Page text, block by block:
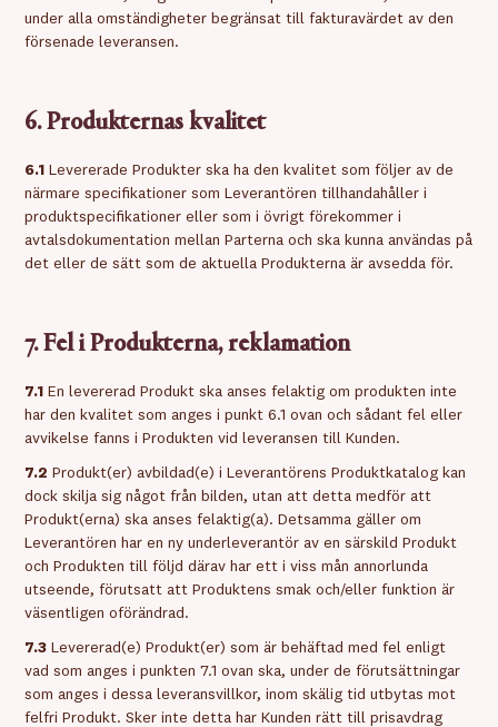
under alla omständigheter begränsat till fakturavärdet av den
försenade leveransen.
6. Produkternas kvalitet
6.1 Levererade Produkter ska ha den kvalitet som följer av de
närmare specifikationer som Leverantören tillhandahåller i
produktspecifikationer eller som i övrigt förekommer i
avtalsdokumentation mellan Parterna och ska kunna användas på
det eller de sätt som de aktuella Produkterna är avsedda för.
7. Fel i Produkterna, reklamation
7.1 En levererad Produkt ska anses felaktig om produkten inte
har den kvalitet som anges i punkt 6.1 ovan och sådant fel eller
avvikelse fanns i Produkten vid leveransen till Kunden.
7.2 Produkt(er) avbildad(e) i Leverantörens Produktkatalog kan
dock skilja sig något från bilden, utan att detta medför att
Produkt(erna) ska anses felaktig(a). Detsamma gäller om
Leverantören har en ny underleverantör av en särskild Produkt
och Produkten till följd därav har ett i viss mån annorlunda
utseende, förutsatt att Produktens smak och/eller funktion är
väsentligen oförändrad.
7.3 Levererad(e) Produkt(er) som är behäftad med fel enligt
vad som anges i punkten 7.1 ovan ska, under de förutsättningar
som anges i dessa leveransvillkor, inom skälig tid utbytas mot
felfri Produkt. Sker inte detta har Kunden rätt till prisavdrag